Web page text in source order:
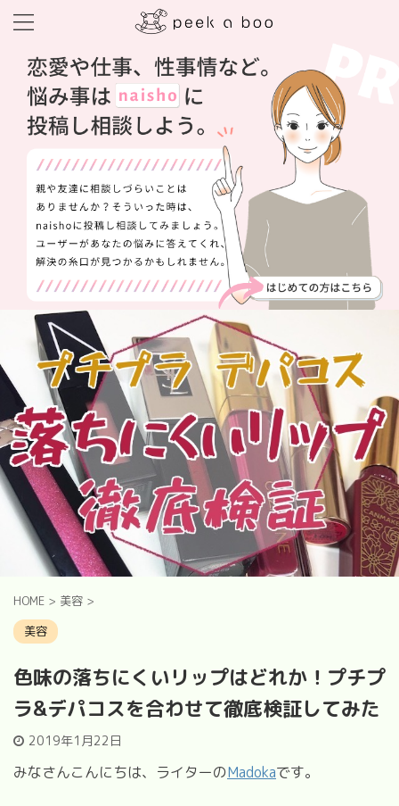
HOME > 美容 >
美容
色味の落ちにくいリップはどれか！プチプ
ラ&デパコスを合わせて徹底検証してみた
2019年1月22日
みなさんこんにちは、ライターのMadokaです。